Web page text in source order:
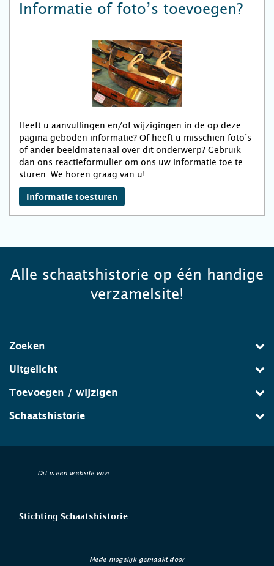
Informatie of foto’s toevoegen?
Heeft u aanvullingen en/of wijzigingen in de op deze
pagina geboden informatie? Of heeft u misschien foto’s
of ander beeldmateriaal over dit onderwerp? Gebruik
dan ons reactieformulier om ons uw informatie toe te
sturen. We horen graag van u!
Informatie toesturen
Alle schaatshistorie op één handige
verzamelsite!
Zoeken
Uitgelicht
Toevoegen / wijzigen
Schaatshistorie
Dit is een website van
Stichting Schaatshistorie
Mede mogelijk gemaakt door